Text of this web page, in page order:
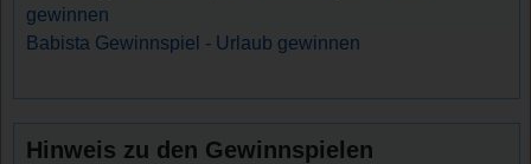
gewinnen
Babista Gewinnspiel - Urlaub gewinnen
Hinweis zu den Gewinnspielen